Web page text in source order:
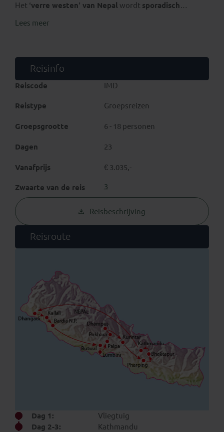
Het ‘verre westen’ van Nepal wordt sporadisch
échte Nepalese leven
dat je enkele jaren terug stapt in de tijd.
Uiteraard zijn debergreuzen van de Himalayaen de
van deze unieke Nepal rondreis.
Lees meer
Reisinfo
Reiscode IMD
Reistype Groepsreizen
Groepsgrootte 6 - 18 personen
Dagen 23
Vanafprijs € 3.035,-
Zwaarte van de reis 3
Reisbeschrijving
Reisroute
Dag 1:
Vliegtuig
Dag 2-3:
Kathmandu